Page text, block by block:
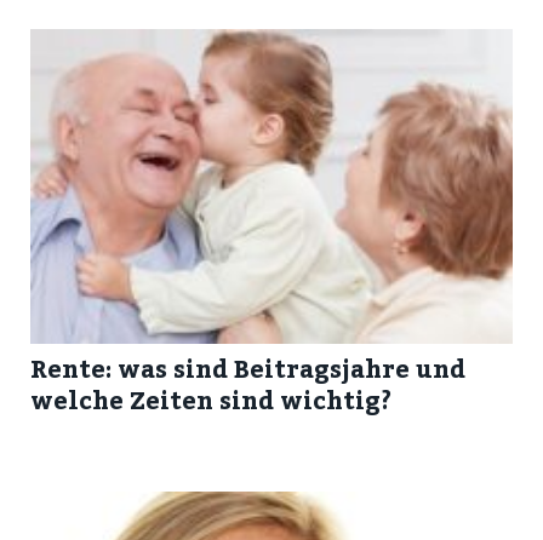
Rente: was sind Beitragsjahre und
welche Zeiten sind wichtig?